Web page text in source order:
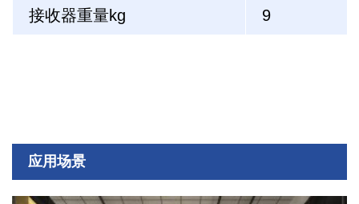
接收器重量kg 9
应用场景